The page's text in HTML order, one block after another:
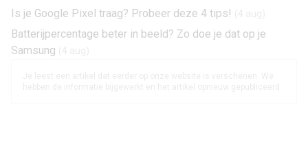
Is je Google Pixel traag? Probeer deze 4 tips!
Batterijpercentage beter in beeld? Zo doe je dat op je
Samsung